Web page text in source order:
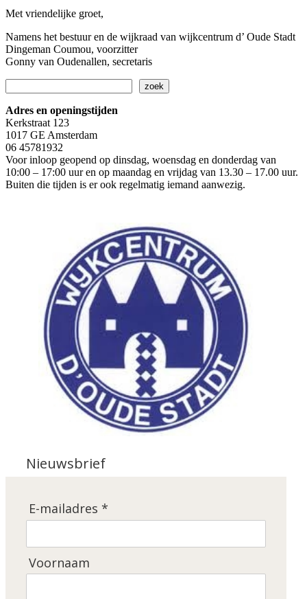
Met vriendelijke groet,
Namens het bestuur en de wijkraad van wijkcentrum d’ Oude Stadt
Dingeman Coumou, voorzitter
Gonny van Oudenallen, secretaris
zoek
Adres en openingstijden
Kerkstraat 123
1017 GE Amsterdam
06 45781932
Voor inloop geopend op dinsdag, woensdag en donderdag van
10:00 – 17:00 uur en op maandag en vrijdag van 13.30 – 17.00 uur.
Buiten die tijden is er ook regelmatig iemand aanwezig.
Nieuwsbrief
E-mailadres *
Voornaam